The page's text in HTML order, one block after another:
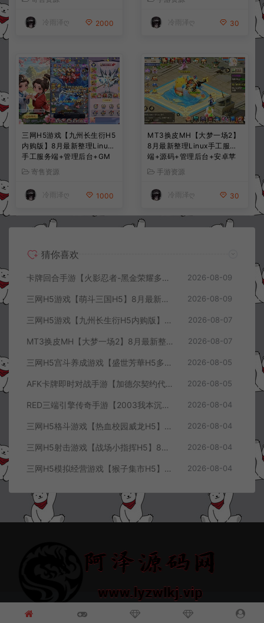
+详细搭建教程+视频教程
冷雨泽ღ 2000
程
冷雨泽ღ 30
三网H5游戏【九州长生衍H5
内购版】8月最新整理Linux
手工服务端+管理后台+GM
授权后台+简易安卓客户端
+详细搭建教程+视频教程
寄售资源
冷雨泽ღ 1000
MT3换皮MH【大梦一场2】
8月最新整理Linux手工服务
端+源码+管理后台+安卓苹
果双端+详细搭建教程+视频
教程
手游资源
冷雨泽ღ 30
猜你喜欢
卡牌回合手游【火影忍者-黑金荣耀多区跨服平台币内购版】8月最新整理Linux手工服务端+CDK授权后台+安卓+详细搭建教程+视频教程 2026-08-09
三网H5游戏【萌斗三国H5】8月最新整理Win一键服务端+GM充值后台+简易安卓客户端+详细搭建教程+视频教程 2026-08-09
三网H5游戏【九州长生衍H5内购版】8月最新整理Linux手工服务端+管理后台+GM授权后台+简易安卓客户端+详细搭建教程+视频教程 2026-08-07
MT3换皮MH【大梦一场2】8月最新整理Linux手工服务端+源码+管理后台+安卓苹果双端+详细搭建教程+视频教程 2026-08-07
三网H5宫斗养成游戏【盛世芳華H5多区跨服代金券内购优化版】8月最新整理Linux手工服务端+CDK授权后台+全资源安卓+详细搭建教程+视频教程 2026-08-05
AFK卡牌即时对战手游【加德尔契约代金券内购修复版】8月最新整理Linux手工服务端+前后端全套源码+CDK授权后台+安卓苹果双端+详细搭建教程+视频教程 2026-08-05
RED三端引擎传奇手游【2003我本沉默三职业】8月最新整理Win一键服务端+PC安卓+详细搭建教程 2026-08-04
三网H5格斗游戏【热血校园威龙H5】8月最新整理Linux手工服务端+Win一键服务端+解压即玩+简易安卓客户端+详细搭建教程 2026-08-04
三网H5射击游戏【战场小指挥H5】8月最新整理Linux手工服务端+Win一键服务端+解压即玩+简易安卓客户端+详细搭建教程 2026-08-04
三网H5模拟经营游戏【猴子集市H5】8月最新整理Linux手工服务端+Win一键服务端+解压即玩+简易安卓客户端+详细搭建教程 2026-08-04
© 2021~2026 阿泽源码网 www.lyzwlkj.vip 冷雨泽
豫
ICP备2022000516号-1